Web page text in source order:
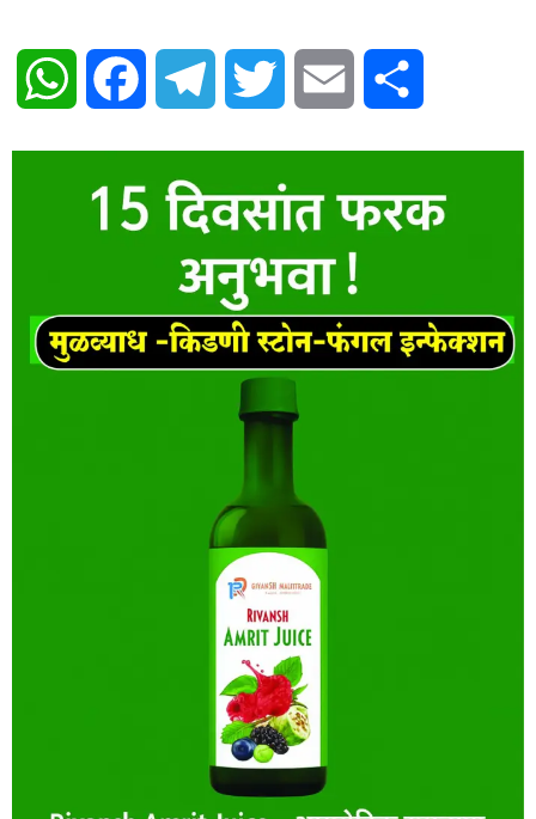
WhatsAppFacebook Telegram Twitter Email